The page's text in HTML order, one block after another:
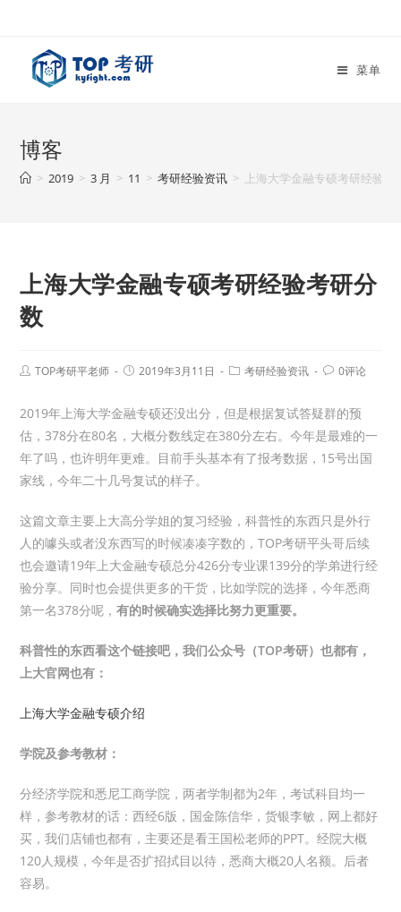
菜单
博客
> 2019 > 3 月 > 11 > 考研经验资讯 > 上海大学金融专硕考研经验考
上海大学金融专硕考研经验考研分
数
TOP考研平老师 2019年3月11日 考研经验资讯 0评论
2019年上海大学金融专硕还没出分，但是根据复试答疑群的预
估，378分在80名，大概分数线定在380分左右。今年是最难的一
年了吗，也许明年更难。目前手头基本有了报考数据，15号出国
家线，今年二十几号复试的样子。
这篇文章主要上大高分学姐的复习经验，科普性的东西只是外行
人的噱头或者没东西写的时候凑凑字数的，TOP考研平头哥后续
也会邀请19年上大金融专硕总分426分专业课139分的学弟进行经
验分享。同时也会提供更多的干货，比如学院的选择，今年悉商
第一名378分呢，有的时候确实选择比努力更重要。
科普性的东西看这个链接吧，我们公众号（TOP考研）也都有，
上大官网也有：
上海大学金融专硕介绍
学院及参考教材：
分经济学院和悉尼工商学院，两者学制都为2年，考试科目均一
样，参考教材的话：西经6版，国金陈信华，货银李敏，网上都好
买，我们店铺也都有，主要还是看王国松老师的PPT。经院大概
120人规模，今年是否扩招拭目以待，悉商大概20人名额。后者
容易。